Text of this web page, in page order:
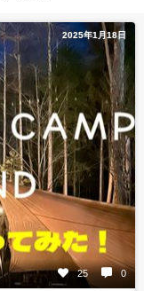
2025年1月18日
25 0